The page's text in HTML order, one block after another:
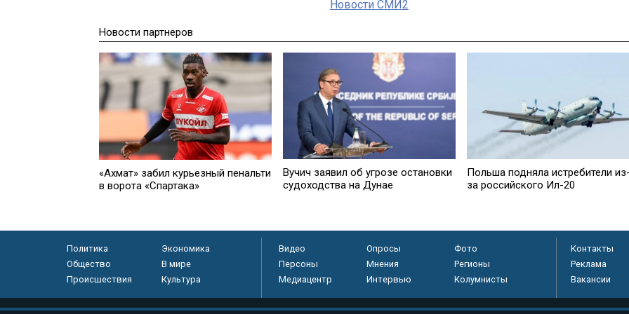
Новости СМИ2
Новости партнеров
«Ахмат» забил курьезный пенальти
в ворота «Спартака»
Вучич заявил об угрозе остановки
судоходства на Дунае
Польша подняла истребители
за российского Ил-20
Политика
Экономика
Общество
В мире
Происшествия
Культура
Видео Опросы
Фото
Персоны
Мнения
Регионы
Медиацентр
Интервью Колумнисты
Контакты
Реклама
Вакансии